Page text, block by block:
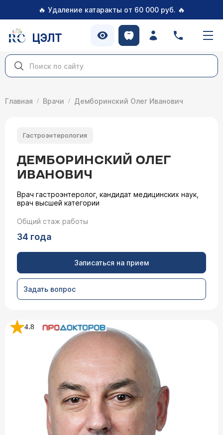
🔥 Удаление катаракты от 60 000 руб. 🔥
ЦЭЛТ
Главная Врачи Демборинский Олег Иванович
Гастроэнтерология
ДЕМБОРИНСКИЙ ОЛЕГ
ИВАНОВИЧ
Врач гастроэнтеролог, кандидат медицинских наук,
врач высшей категории
Общий стаж работы
34 года
Записаться на прием
Задать вопрос
4.8